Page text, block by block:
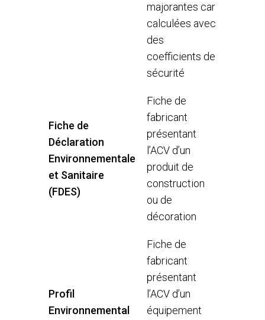
majorantes car
calculées avec
des
coefficients de
sécurité
Fiche de
Déclaration
Environnementale
et Sanitaire
(FDES)
Fiche de
fabricant
présentant
l’ACV d’un
produit de
construction
ou de
décoration
Profil
Environnemental
Fiche de
fabricant
présentant
l’ACV d’un
équipement